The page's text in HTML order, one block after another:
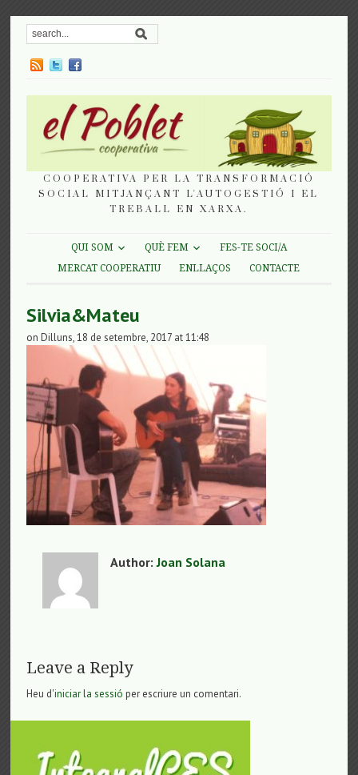
COOPERATIVA PER LA TRANSFORMACIÓ
SOCIAL MITJANÇANT L'AUTOGESTIÓ I EL
TREBALL EN XARXA.
QUI SOM QUÈ FEM
FES-TE SOCI/A
MERCAT COOPERATIU
ENLLAÇOS CONTACTE
Silvia&Mateu
on Dilluns, 18 de setembre, 2017 at 11:48
Author:Joan Solana
Leave a Reply
Heu d'iniciar la sessió per escriure un comentari.